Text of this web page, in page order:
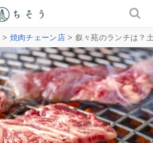
> 焼肉チェーン店> 叙々苑のランチは？